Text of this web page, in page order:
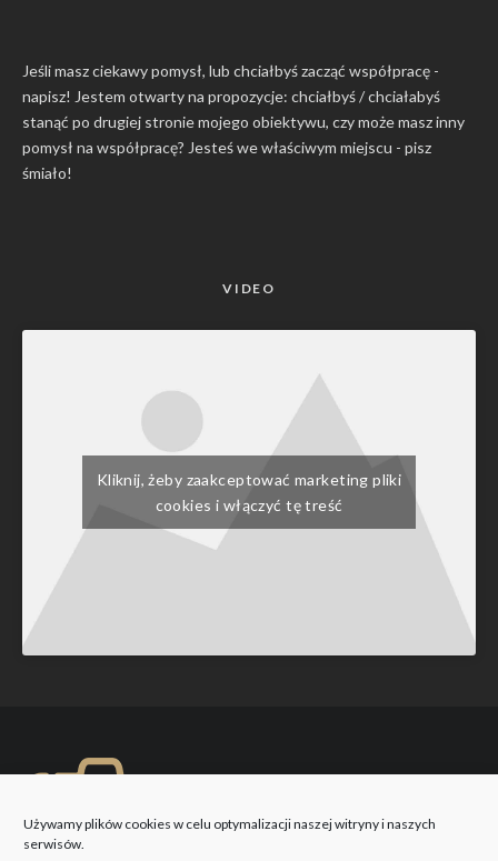
Używamy plików cookies w celu optymalizacji naszej witryny i naszych
serwisów.
Jeśli masz ciekawy pomysł, lub chciałbyś zacząć współpracę -
napisz! Jestem otwarty na propozycje: chciałbyś / chciałabyś
stanąć po drugiej stronie mojego obiektywu, czy może masz inny
pomysł na współpracę? Jesteś we właściwym miejscu - pisz
śmiało!
VIDEO
Kliknij, żeby zaakceptować marketing pliki
cookies i włączyć tę treść